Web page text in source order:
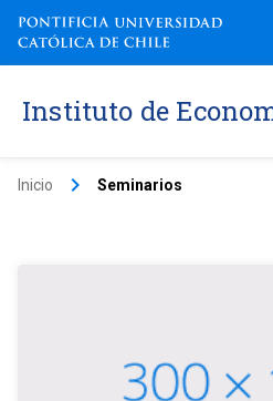
Instituto de
Inicio keyboard_arrow_right Seminarios